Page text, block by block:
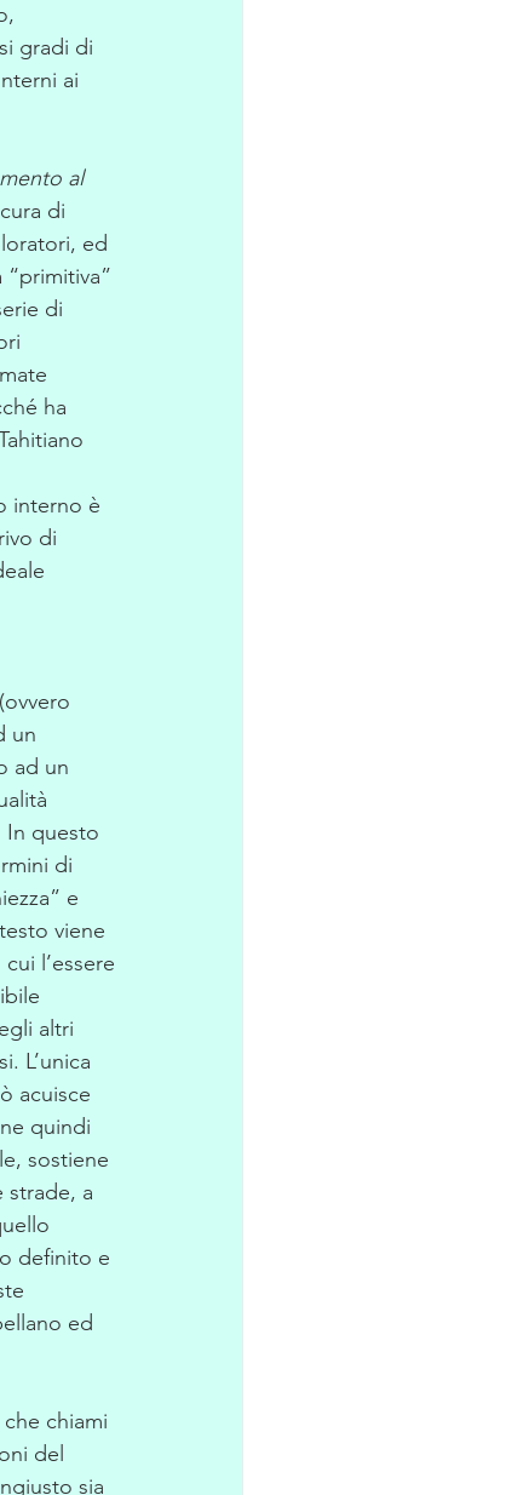
gradi di
ai
al
di
ed
di
ha
interno è
di
un
ad un
In questo
di
e
viene
l’essere
altri
L’unica
acuisce
quindi
sostiene
a
definito e
ed
chiami
del
sia